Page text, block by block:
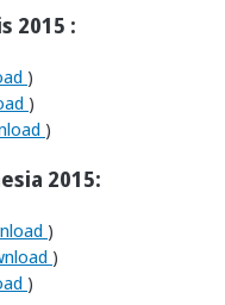
2015 :
)
)
)
2015:
)
)
)